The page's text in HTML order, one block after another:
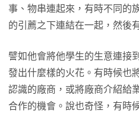
事、物串連起來，有時不同的
的引薦之下連結在一起，然後
譬如他會將他學生的生意連接
發出什麼樣的火花。有時候也
認識的廠商，或將廠商介紹給
合作的機會。說也奇怪，有時